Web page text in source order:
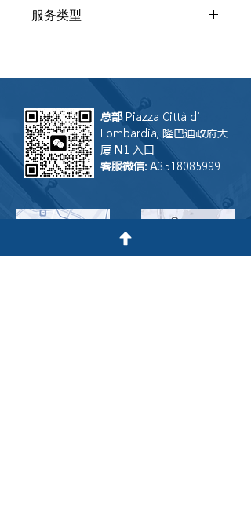
我们受理， 咨询费可用来抵消总成
本。如果您听了方案后让其他事务所受
设其他事务所没能完成操作，LGS联合
操作。
的参考材料：相关人身份证/居留/护
服务类型
总部 Piazza Città di
Lombardia, 隆巴迪政府大
厦 N1 入口
客服微信: A3518085999